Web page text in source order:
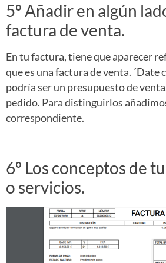
5º Añadir en algún
factura de venta.
En tu factura, tiene que aparecer
que es una factura de venta. ´Date
podría ser un presupuesto de
pedido. Para distinguirlos
correspondiente.
6º Los conceptos de
o servicios.